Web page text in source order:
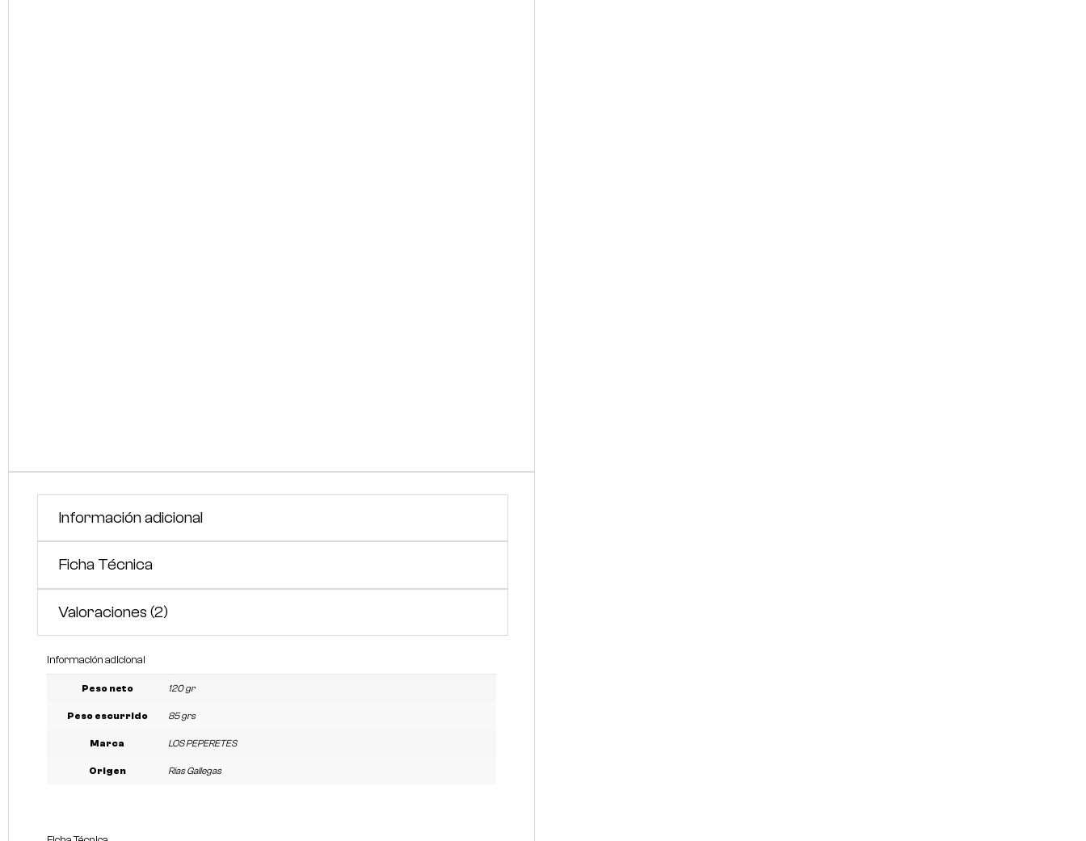
Información adicional
Ficha Técnica
Valoraciones (2)
Información adicional
Peso neto 120 gr
Peso escurrido 85 grs
Marca LOS PEPERETES
Origen Rias Gallegas